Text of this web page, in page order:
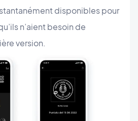
disponibles pour
n’aient besoin de
version.